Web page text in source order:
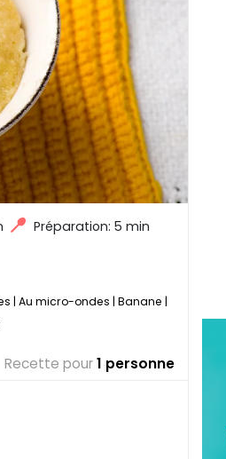
Préparation: 5 min
| Au micro-ondes | Banane |
Recette pour1 personne